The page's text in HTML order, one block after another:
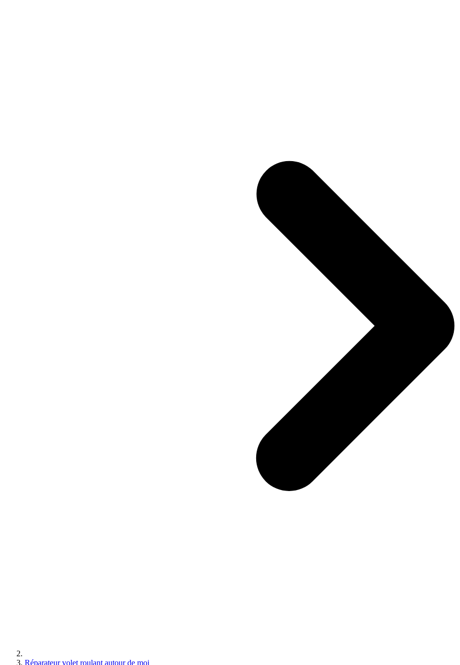
Réparateur volet roulant autour de moi